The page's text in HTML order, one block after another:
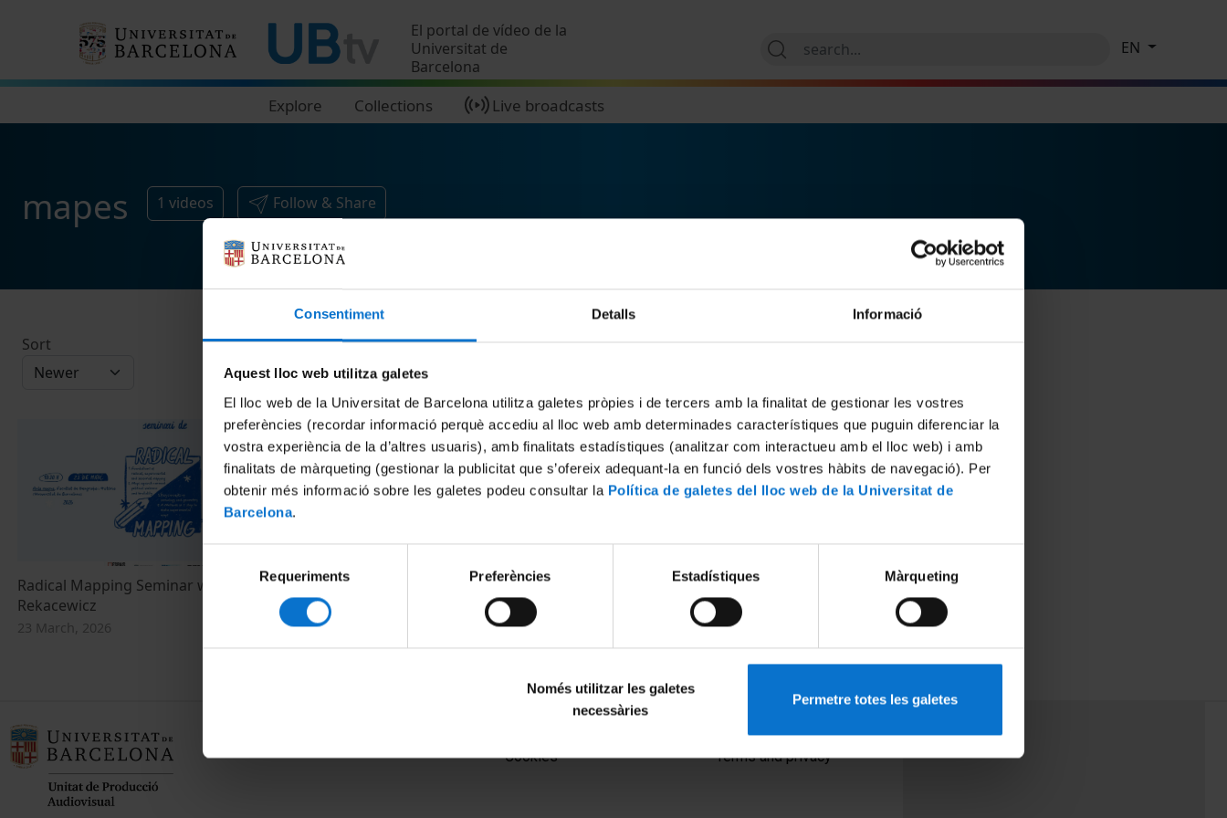
Consentiment Detalls Informació
Aquest lloc web utilitza galetes
El lloc web de la Universitat de Barcelona utilitza galetes pròpies i de tercers amb la finalitat de gestionar les vostres
preferències (recordar informació perquè accediu al lloc web amb determinades característiques que puguin diferenciar la
vostra experiència de la d’altres usuaris), amb finalitats estadístiques (analitzar com interactueu amb el lloc web) i amb
finalitats de màrqueting (gestionar la publicitat que s’ofereix adequant-la en funció dels vostres hàbits de navegació). Per
obtenir més informació sobre les galetes podeu consultar la Política de galetes del lloc web de la Universitat de
Barcelona.
consentiment
Requeriments Preferències Estadístiques Màrqueting
Només utilitzar les galetes
necessàries
Permetre totes les galetes
El portal de vídeo de la
Universitat de
Barcelona
Explore Collections Live broadcasts
EN
mapes 1 videos Follow & Share
Sort
Radical Mapping Seminar with Philippe
Rekacewicz
23 March, 2026
Cookies
Terms and privacy